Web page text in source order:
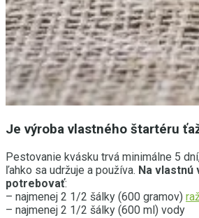
Je výroba vlastného štartéru
Pestovanie kvásku trvá minimálne 5
ľahko sa udržuje a používa. Na vlastnú
potrebovať:
– najmenej 2 1/2 šálky (600 gramov)
– najmenej 2 1/2 šálky (600 ml) vody